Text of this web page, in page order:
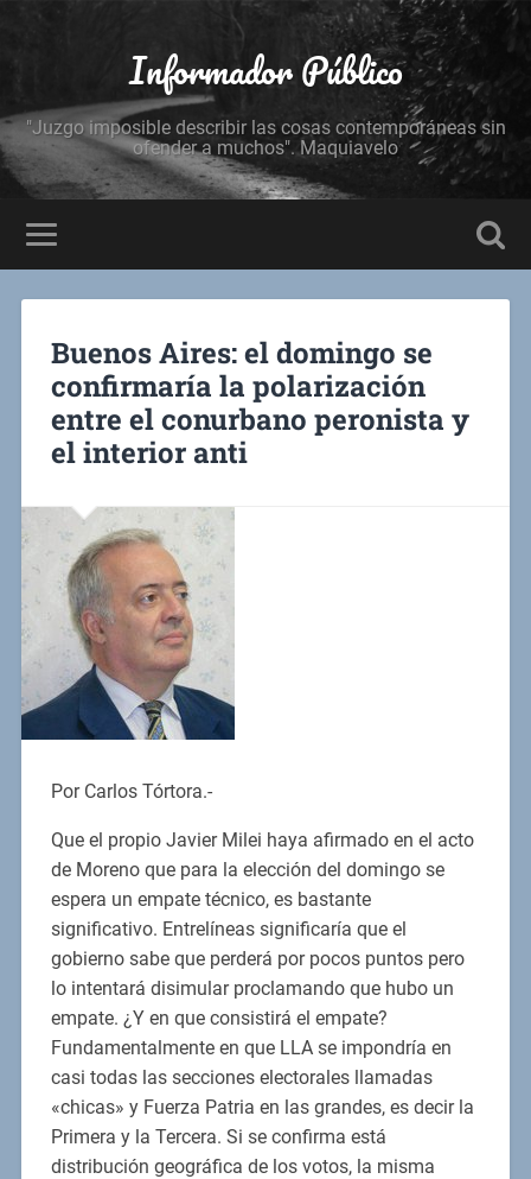
Informador Público
"Juzgo imposible describir las cosas contemporáneas sin
ofender a muchos". Maquiavelo
Buenos Aires: el domingo se
confirmaría la polarización
entre el conurbano peronista y
el interior anti
Por Carlos Tórtora.-
Que el propio Javier Milei haya afirmado en el acto
de Moreno que para la elección del domingo se
espera un empate técnico, es bastante
significativo. Entrelíneas significaría que el
gobierno sabe que perderá por pocos puntos pero
lo intentará disimular proclamando que hubo un
empate. ¿Y en que consistirá el empate?
Fundamentalmente en que LLA se impondría en
casi todas las secciones electorales llamadas
«chicas» y Fuerza Patria en las grandes, es decir la
Primera y la Tercera. Si se confirma está
distribución geográfica de los votos, la misma